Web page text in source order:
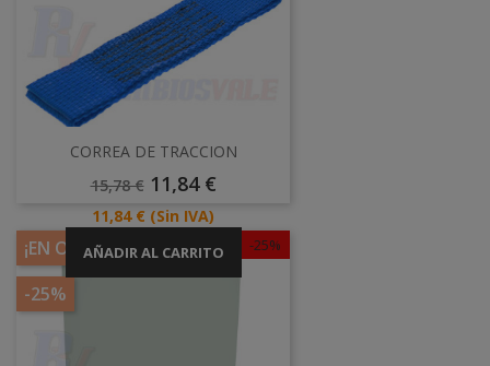
CORREA DE TRACCION
Precio
15,78 € Precio
11,84 €
Precio
11,84 € (Sin IVA)
AÑADIR AL CARRITO -25%
¡EN OFERTA!
-25%